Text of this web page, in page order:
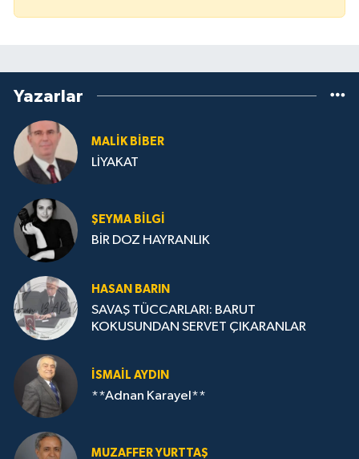
Yazarlar
MALIK BİBER
LİYAKAT
ŞEYMA BILGI
BİR DOZ HAYRANLIK
HASAN BARIN
SAVAŞ TÜCCARLARI: BARUT
KOKUSUNDAN SERVET ÇIKARANLAR
İSMAIL AYDIN
**Adnan Karayel**
MUZAFFER YURTTAŞ